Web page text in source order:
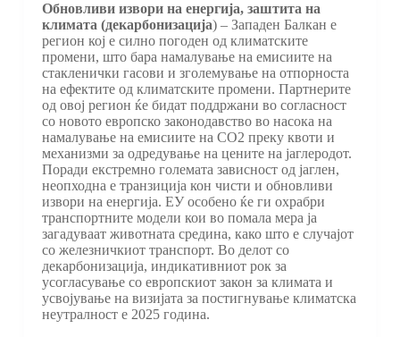
Обновливи извори на енергија, заштита на
климата (декарбонизација) – Западен Балкан е
регион кој е силно погоден од климатските
промени, што бара намалување на емисиите на
стакленички гасови и зголемување на отпорноста
на ефектите од климатските промени. Партнерите
од овој регион ќе бидат поддржани во согласност
со новото европско законодавство во насока на
намалување на емисиите на CO2 преку квоти и
механизми за одредување на цените на јаглеродот.
Поради екстремно големата зависност од јаглен,
неопходна е транзиција кон чисти и обновливи
извори на енергија. ЕУ особено ќе ги охрабри
транспортните модели кои во помала мера ја
загадуваат животната средина, како што е случајот
со железничкиот транспорт. Во делот со
декарбонизација, индикативниот рок за
усогласување со европскиот закон за климата и
усвојување на визијата за постигнување климатска
неутралност е 2025 година.